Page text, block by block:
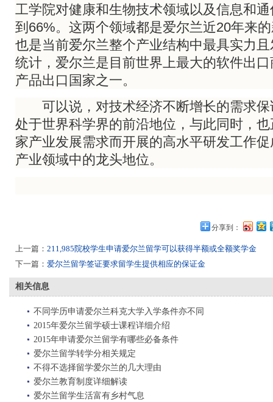
工学院对健康和生物技术领域以及信息和
到66%。这两个领域都是爱尔兰近20年来
也是当前爱尔兰整个产业结构中最具实力
统计，爱尔兰是目前世界上最大的软件出
产品出口国家之一。
可以说，对技术经济不断增长的需求保
处于世界科学界的前沿地位，与此同时，
家产业发展需求而开展的高水平研发工作
产业领域中的龙头地位。
分享到：
上一篇： 211,985院校学生申请爱尔兰留学可以获得半额或全额奖学金
下一篇： 爱尔兰留学签证要求留学生提供相应的保证金
相关信息
不同学历申请爱尔兰科克大学入学条件亦不同
2015年爱尔兰留学硕士课程详细介绍
2015年申请爱尔兰留学有哪些必备条件
爱尔兰留学转学分相关规定
不得不选择留学爱尔兰的几大理由
爱尔兰教育制度详细解读
爱尔兰留学生活富有乡村气息